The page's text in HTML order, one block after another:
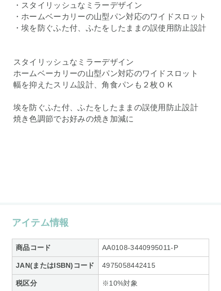
・スタイリッシュなミラーデザイン
・ホームベーカリーの山型パン対応のワイドスロット
・埃を防ぐふた付、ふたをしたままの誤使用防止設計
スタイリッシュなミラーデザイン
ホームベーカリーの山型パン対応のワイドスロット
幅を抑えたスリム設計、角食パンも２枚ＯＫ
埃を防ぐふた付、ふたをしたままの誤使用防止設計
焼き色調節でお好みの焼き加減に
アイテム情報
商品コード AA0108-3440995011-P
JAN(またはISBN)コード 4975058442415
税区分 ※10%対象